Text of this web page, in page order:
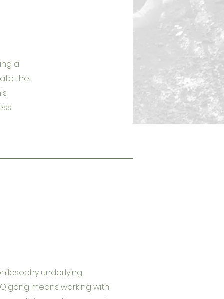
a
the
underlying
means working with